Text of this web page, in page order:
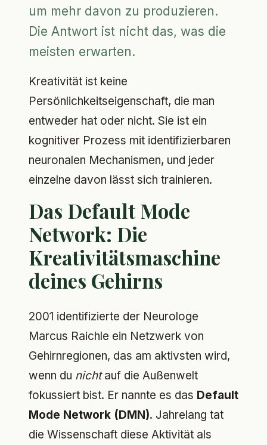
um mehr davon zu produzieren.
Die Antwort ist nicht das, was die
meisten erwarten.
Kreativität ist keine
Persönlichkeitseigenschaft, die man
entweder hat oder nicht. Sie ist ein
kognitiver Prozess mit identifizierbaren
neuronalen Mechanismen, und jeder
einzelne davon lässt sich trainieren.
Das Default Mode
Network: Die
Kreativitätsmaschine
deines Gehirns
2001 identifizierte der Neurologe
Marcus Raichle ein Netzwerk von
Gehirnregionen, das am aktivsten wird,
wenn du nichtauf die Außenwelt
fokussiert bist. Er nannte es das Default
Mode Network (DMN). Jahrelang tat
die Wissenschaft diese Aktivität als